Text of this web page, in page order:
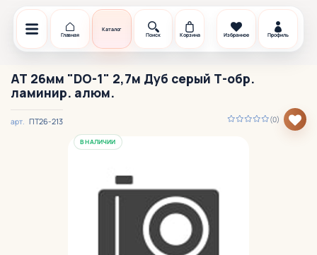
Главная
Каталог
Поиск
Корзина Избранное Профиль
АТ 26мм "DO-1" 2,7м Дуб серый Т-обр.
ламинир. алюм.
(0)
арт. ПТ26-213
В НАЛИЧИИ